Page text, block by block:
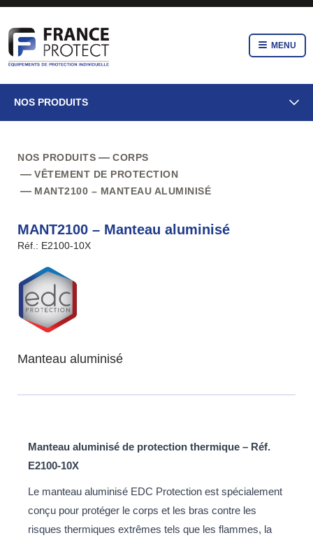
MENU
NOS PRODUITS
NOS PRODUITS
CORPS
VÊTEMENT DE PROTECTION
MANT2100 – MANTEAU ALUMINISÉ
MANT2100 – Manteau aluminisé
Réf.: E2100-10X
Manteau aluminisé
Manteau aluminisé de protection thermique – Réf.
E2100-10X
Le manteau aluminisé EDC Protection est spécialement
conçu pour protéger le corps et les bras contre les
risques thermiques extrêmes tels que les flammes, la